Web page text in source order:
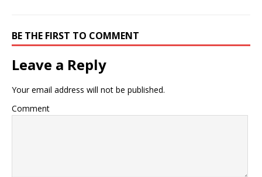
BE THE FIRST TO COMMENT
Leave a Reply
Your email address will not be published.
Comment